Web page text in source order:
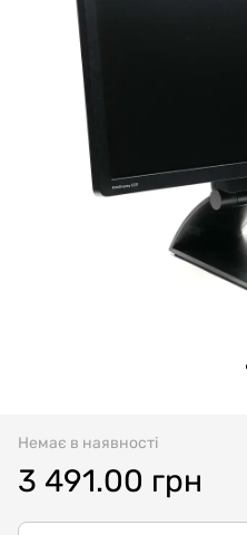
Немає в наявності
3 491.00 грн